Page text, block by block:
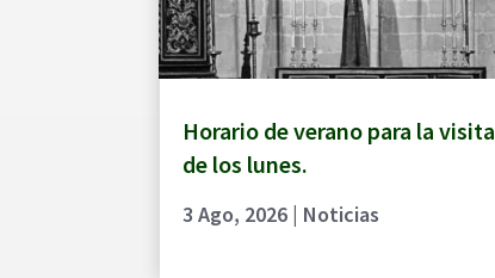
Horario de verano para la visita
de los lunes.
3 Ago, 2026 | Noticias